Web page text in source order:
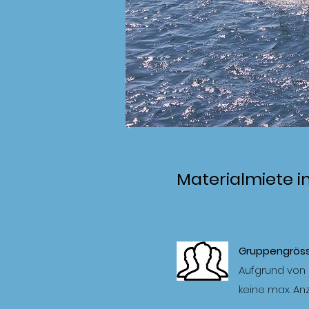
Materialmiete
Aufgrund von
keine max.